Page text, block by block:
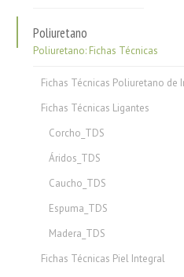
Poliuretano
Poliuretano: Fichas Técnicas
Fichas Técnicas Poliuretano de
Fichas Técnicas Ligantes
Corcho_TDS
Áridos_TDS
Caucho_TDS
Espuma_TDS
Madera_TDS
Fichas Técnicas Piel Integral